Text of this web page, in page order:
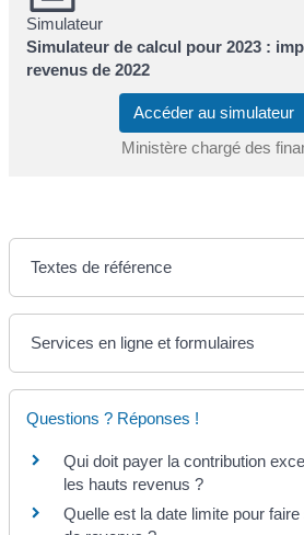
Simulateur
Simulateur de calcul pour 2023 :
revenus de 2022
Accéder au simulateur
Ministère chargé des
Textes de référence
Services en ligne et formulaires
Questions ? Réponses !
Qui doit payer la contribution
les hauts revenus ?
Quelle est la date limite pour